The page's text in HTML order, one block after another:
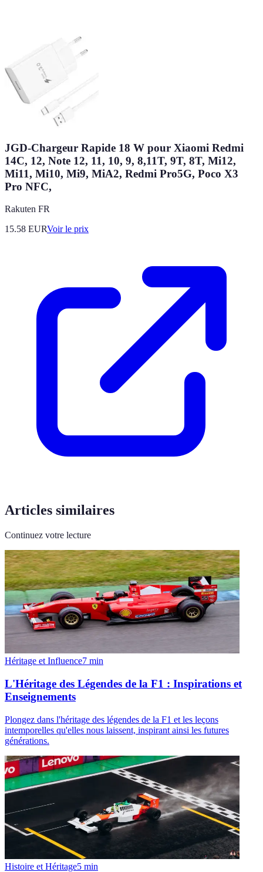
JGD-Chargeur Rapide 18 W pour Xiaomi Redmi
14C, 12, Note 12, 11, 10, 9, 8,11T, 9T, 8T, Mi12,
Mi11, Mi10, Mi9, MiA2, Redmi Pro5G, Poco X3
Pro NFC,
Rakuten FR
15.58 EURVoir le prix
Articles similaires
Continuez votre lecture
Héritage et Influence7 min
L'Héritage des Légendes de la F1 : Inspirations et
Enseignements
Plongez dans l'héritage des légendes de la F1 et les leçons
intemporelles qu'elles nous laissent, inspirant ainsi les futures
générations.
Histoire et Héritage5 min